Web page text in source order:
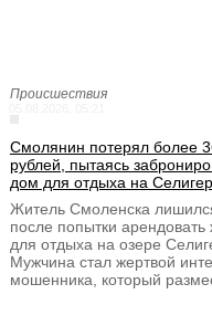
Происшествия
Смолянин потерял более
рублей, пытаясь
дом для отдыха на
Житель Смоленска
после попытки арендовать
для отдыха на озере
Мужчина стал жертвой
мошенника, который